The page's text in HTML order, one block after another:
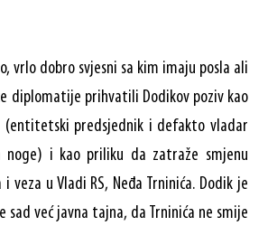
vrlo dobro svjesni sa kim imaju posla ali
diplomatije prihvatili Dodikov poziv kao
(entitetski predsjednik i defakto vladar
noge) i kao priliku da zatraže smjenu
veza u Vladi RS, Neđa Trninića. Dodik je
sad već javna tajna, da Trninića ne smije